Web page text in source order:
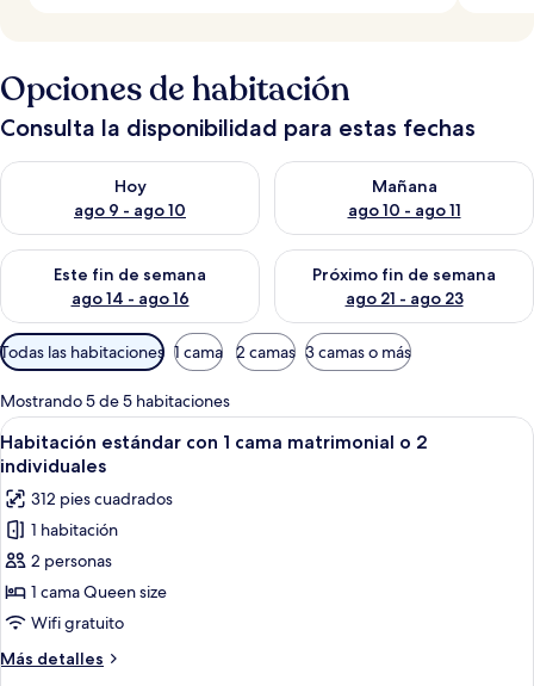
Opciones de habitación
Consulta la disponibilidad para estas fechas
Hoy
ago 9 - ago 10
Consulta la disponibilidad para hoy ago 9 - ago 10
Mañana
ago 10 - ago 11
Consulta la disponibilidad
Este fin de semana
ago 14 - ago 16
Consulta la disponibilidad para este fin de semana ago 14 -
Próximo fin de semana
ago 21 - ago 23
Consulta la disponibilidad
Filtros
disponibles
para
las
habitaciones
Todas las habitaciones 1 cama 2 camas 3 camas o más
Mostrando 5 de 5 habitaciones
Abrir
todas
las
fotos
de
Habitación
estándar
con
1
cama
Habitación de hotel con dos camas,
4
Habitación estándar con 1 cama matrimonial o 2
individuales
312 pies cuadrados
1 habitación
2 personas
1 cama Queen size
Wifi gratuito
Más detalles
Más